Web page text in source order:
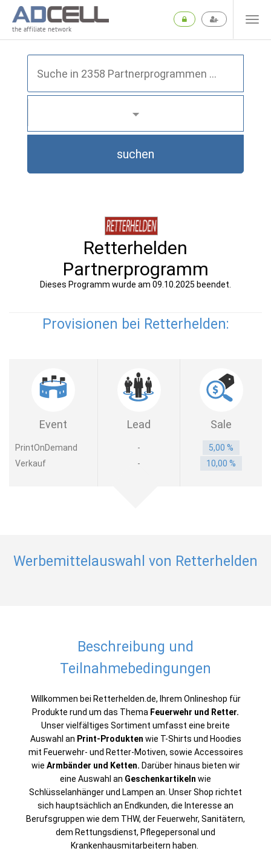
the affiliate network
suchen
Retterhelden
Partnerprogramm
Dieses Programm wurde am 09.10.2025 beendet.
Provisionen bei Retterhelden:
Event Lead Sale
PrintOnDemand -
5,00 %
Verkauf
- 10,00 %
Werbemittelauswahl von Retterhelden
Beschreibung und
Teilnahmebedingungen
Willkommen bei Retterhelden.de, Ihrem Onlineshop für
Produkte rund um das Thema Feuerwehr und Retter.
Unser vielfältiges Sortiment umfasst eine breite
Auswahl an Print-Produkten wie T-Shirts und Hoodies
mit Feuerwehr- und Retter-Motiven, sowie Accessoires
wie Armbänder und Ketten. Darüber hinaus bieten wir
eine Auswahl an Geschenkartikeln wie
Schlüsselanhänger und Lampen an. Unser Shop richtet
sich hauptsächlich an Endkunden, die Interesse an
Berufsgruppen wie dem THW, der Feuerwehr, Sanitätern,
dem Rettungsdienst, Pflegepersonal und
Krankenhausmitarbeitern haben.